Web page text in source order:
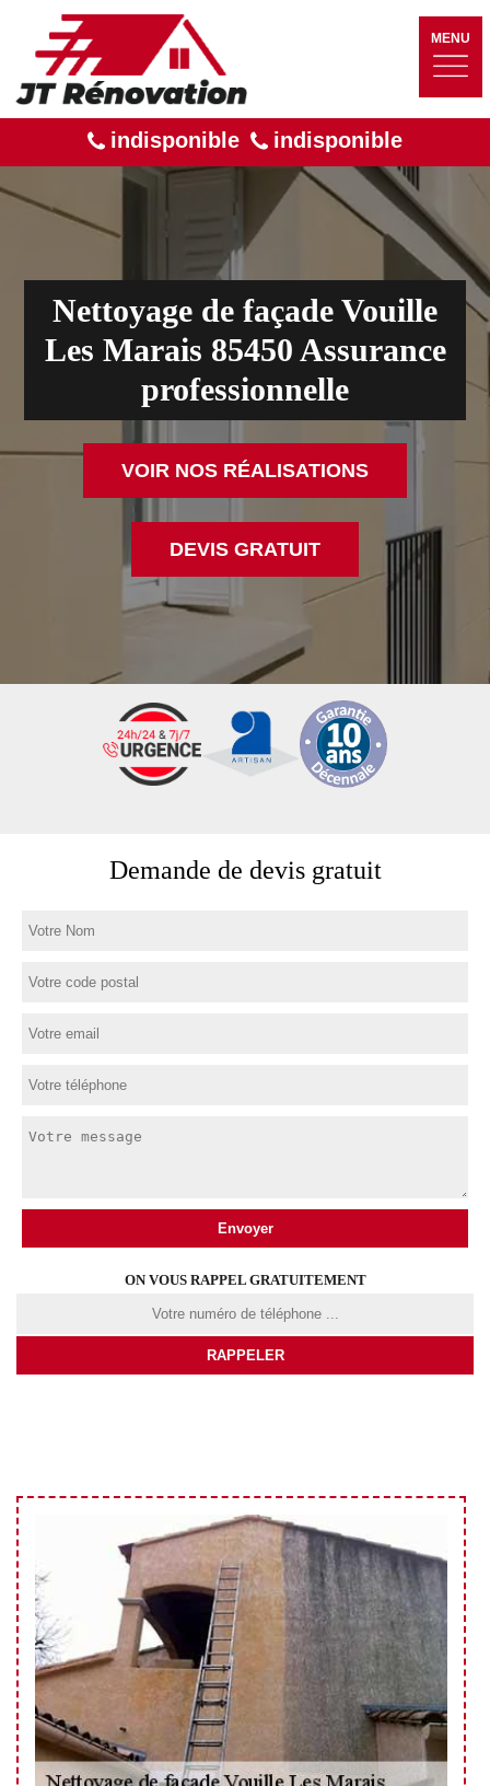
MENU
indisponible indisponible
Nettoyage de façade Vouille
Les Marais 85450 Assurance
professionnelle
VOIR NOS RÉALISATIONS
DEVIS GRATUIT
Demande de devis gratuit
ON VOUS RAPPEL GRATUITEMENT